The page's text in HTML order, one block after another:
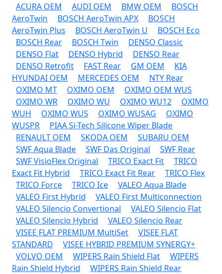
ACURA OEM AUDI OEM BMW OEM
BOSCH
AeroTwin
BOSCH AeroTwin APX
BOSCH
AeroTwin Plus
BOSCH AeroTwin U
BOSCH Eco
BOSCH Rear
BOSCH Twin
DENSO Classic
DENSO Flat
DENSO Hybrid
DENSO Rear
DENSO Retrofit
FAST Rear GM OEM
KIA
HYUNDAI OEM
MERCEDES OEM
NTY Rear
OXIMO MT
OXIMO OEM
OXIMO OEM WUS
OXIMO WR
OXIMO WU OXIMO WU12
OXIMO
WUH
OXIMO WUS OXIMO WUSAG
OXIMO
WUSPR
PIAA Si-Tech Silicone Wiper Blade
RENAULT OEM
SKODA OEM
SUBARU OEM
SWF Aqua Blade
SWF Das Original
SWF Rear
SWF VisioFlex Original
TRICO Exact Fit
TRICO
Exact Fit Hybrid
TRICO Exact Fit Rear
TRICO Flex
TRICO Force
TRICO Ice
VALEO Aqua Blade
VALEO First Hybrid
VALEO First Multiconnection
VALEO Silencio Convertional
VALEO Silencio Flat
VALEO Silencio Hybrid
VALEO Silencio Rear
VISEE FLAT PREMIUM MultiSet
VISEE FLAT
STANDARD
VISEE HYBRID PREMIUM SYNERGY+
VOLVO OEM
WIPERS Rain Shield Flat
WIPERS
Rain Shield Hybrid
WIPERS Rain Shield Rear